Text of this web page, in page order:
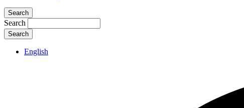
Search
Search
English